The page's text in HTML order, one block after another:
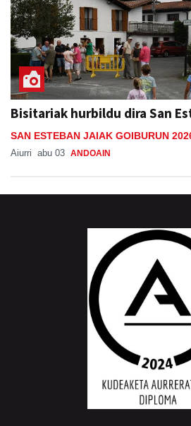
Bisitariak hurbildu dira San
SAN ESTEBAN JAIAK GOIBURUN
Aiurri abu 03 ANDOAIN